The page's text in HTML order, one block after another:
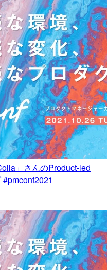
」さんのProduct-led